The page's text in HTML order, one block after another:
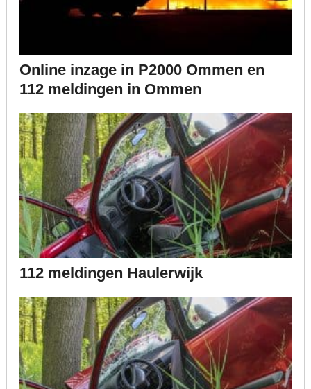
Online inzage in P2000 Ommen en
112 meldingen in Ommen
112 meldingen Haulerwijk